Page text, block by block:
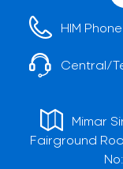
HIM
Central/
Mimar
Fairground